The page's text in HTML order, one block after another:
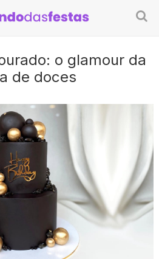
o glamour da
de doces